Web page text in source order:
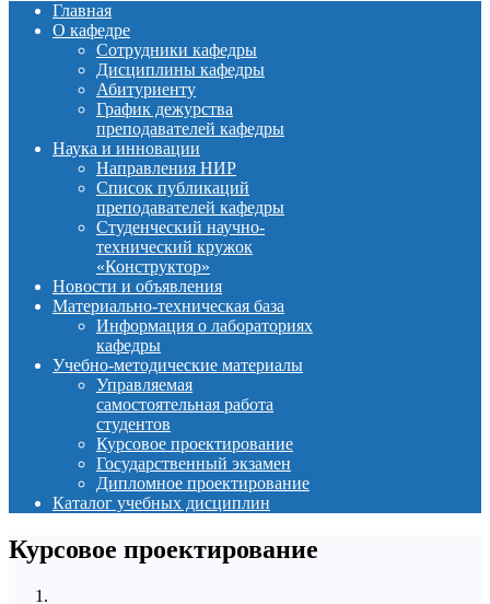
Главная
О кафедре
Сотрудники кафедры
Дисциплины кафедры
Абитуриенту
График дежурства
преподавателей кафедры
Наука и инновации
Направления НИР
Список публикаций
преподавателей кафедры
Студенческий научно-
технический кружок
«Конструктор»
Новости и объявления
Материально-техническая база
Информация о лабораториях
кафедры
Учебно-методические материалы
Управляемая
самостоятельная работа
студентов
Курсовое проектирование
Государственный экзамен
Дипломное проектирование
Каталог учебных дисциплин
Курсовое проектирование